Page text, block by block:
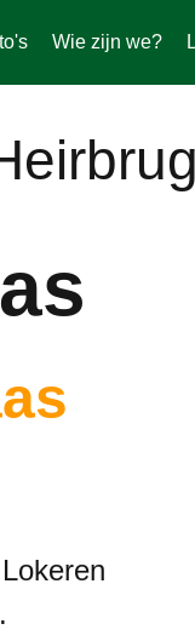
Wie zijn we?